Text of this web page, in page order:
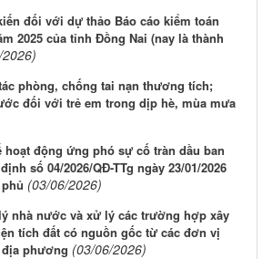
đối với dự thảo Báo cáo kiểm toán
2025 của tỉnh Đồng Nai (nay là thành
phòng, chống tai nạn thương tích;
đối với trẻ em trong dịp hè, mùa mưa
hoạt động ứng phó sự cố tràn dầu ban
số 04/2026/QĐ-TTg ngày 23/01/2026
(03/06/2026)
nhà nước và xử lý các trường hợp xây
tích đất có nguồn gốc từ các đơn vị
phương (03/06/2026)